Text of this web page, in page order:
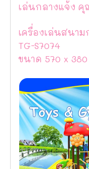
เล่นกลางแจ้ง
เครื่องเล่นสนา
TG-S7074
ขนาด 570 x